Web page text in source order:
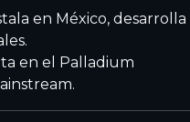
en México, desarrolla
en el Palladium